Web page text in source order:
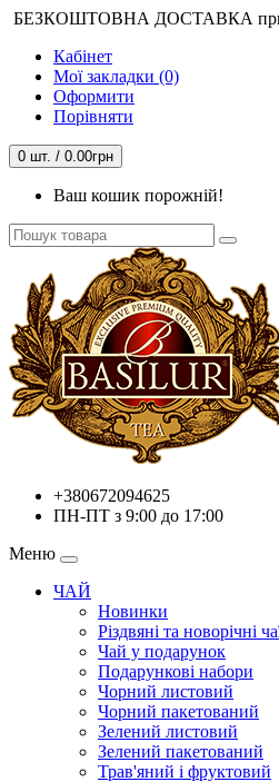
БЕЗКОШТОВНА ДОСТАВКА при
Кабінет
Мої закладки (0)
Оформити
Порівняти
0 шт. / 0.00грн
Ваш кошик порожній!
+380672094625
ПН-ПТ з 9:00 до 17:00
Меню
ЧАЙ
Новинки
Різдвяні та новорічні
Чай у подарунок
Подарункові набори
Чорний листовий
Чорний пакетований
Зелений листовий
Зелений пакетований
Трав'яний і фруктовий